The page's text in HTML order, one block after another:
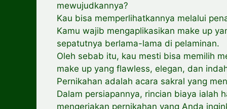
mewujudkannya?
Kau bisa memperlihatkannya melalui
Kamu wajib mengaplikasikan make up
sepatutnya berlama-lama di pelaminan.
Oleh sebab itu, kau mesti bisa memilih
make up yang flawless, elegan, dan
Pernikahan adalah acara sakral yang
Dalam persiapannya, rincian biaya ialah
mengerjakan pernikahan yang Anda